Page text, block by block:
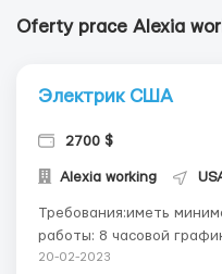
Oferty prace Alexia
Электрик США
2700 $
Alexia working
Требования:​​​​​​иметь
работы: 8 часовой график работы,зарплата в конце
месяца или частями в
20-02-2023